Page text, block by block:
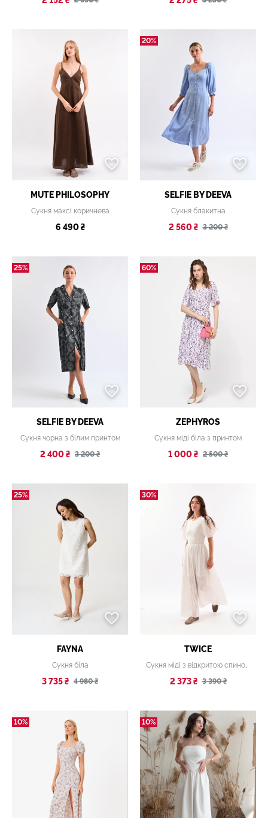
MUTE PHILOSOPHY
Сукня максі коричнева
6 490 ₴
20%
SELFIE BY DEEVA
Сукня блакитна
2 560 ₴ 3 200 ₴
25%
SELFIE BY DEEVA
Сукня чорна з білим принтом
2 400 ₴ 3 200 ₴
60%
ZEPHYROS
Сукня міді біла з принтом
1 000 ₴ 2 500 ₴
25%
FAYNA
Сукня біла
3 735 ₴ 4 980 ₴
30%
TWICE
Сукня міді з відкритою спиною та вишивкою
2 373 ₴ 3 390 ₴
10% 10%